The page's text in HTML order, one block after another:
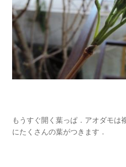
もうすぐ開く葉っぱ．アオダモは
にたくさんの葉がつきます．